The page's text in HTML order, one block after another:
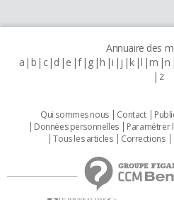
Annuaire des
a b c d e f g h i j k l m n
z
Qui sommes nous Contact
Données personnelles
Paramétrer
Tous les articles
Corrections